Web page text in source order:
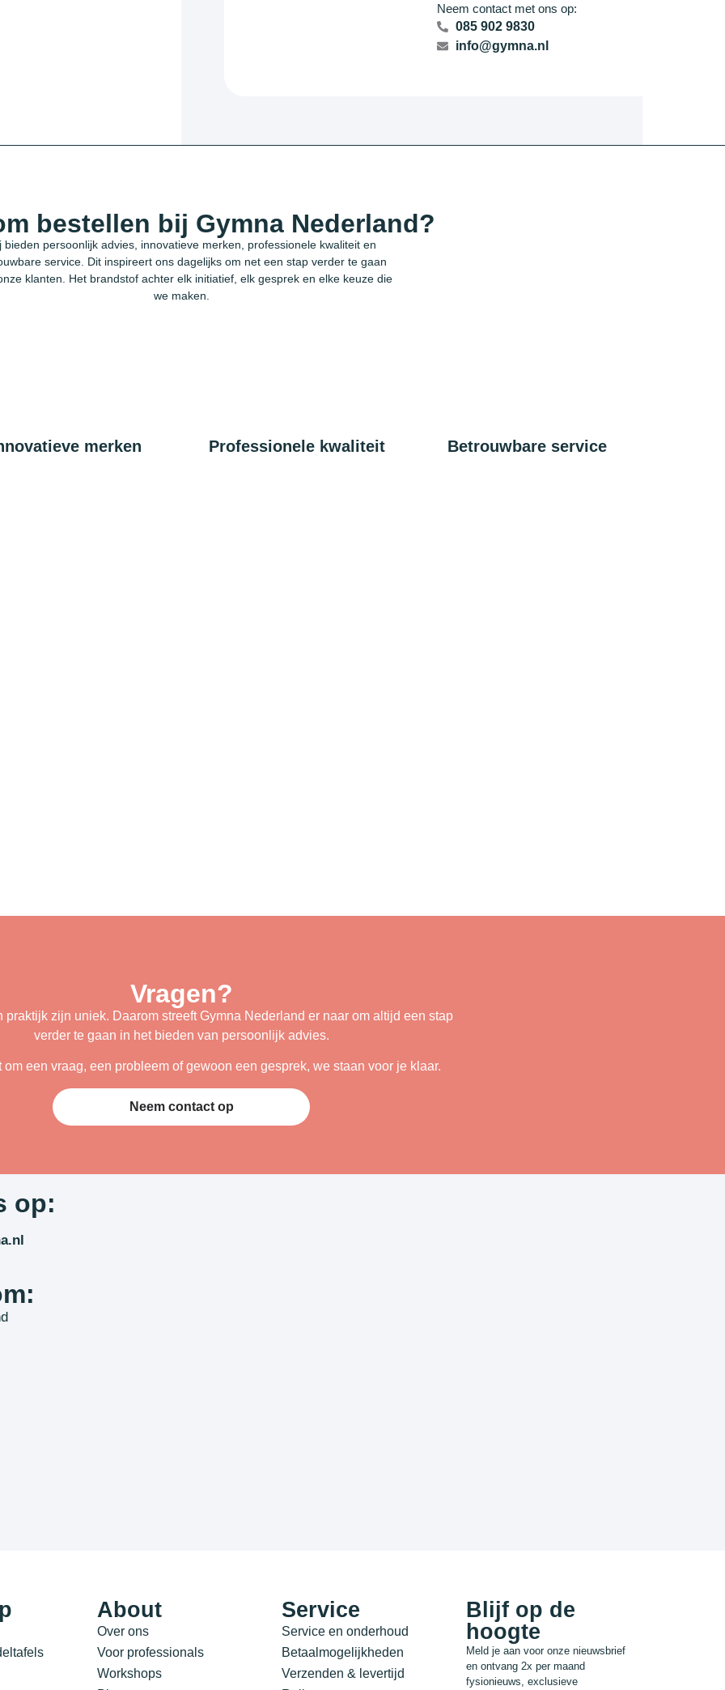
Neem contact met ons op:
085 902 9830
info@gymna.nl
bestellen bij Gymna Nederland?
bieden persoonlijk advies, innovatieve merken, professionele kwaliteit en
service. Dit inspireert ons dagelijks om net een stap verder te gaan
klanten. Het brandstof achter elk initiatief, elk gesprek en elke keuze die
we maken.
merken Professionele kwaliteit Betrouwbare service
Vragen?
praktijk zijn uniek. Daarom streeft Gymna Nederland er naar om altijd een stap
verder te gaan in het bieden van persoonlijk advies.
om een vraag, een probleem of gewoon een gesprek, we staan voor je klaar.
Neem contact op
op:
About
Over ons
Voor professionals
Workshops
Service
Service en onderhoud
Betaalmogelijkheden
Verzenden & levertijd
Blijf op de
hoogte
Meld je aan voor onze nieuwsbrief
en ontvang 2x per maand
fysionieuws, exclusieve